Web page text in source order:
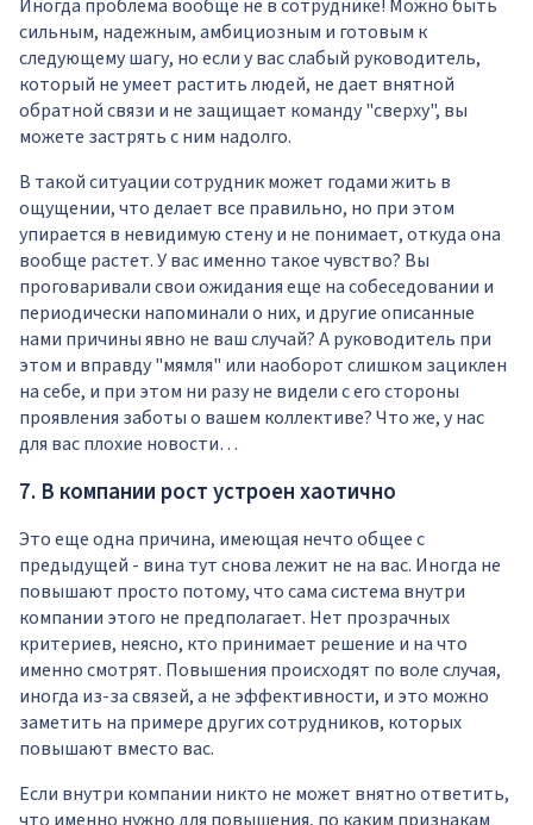
Иногда проблема вообще не в сотруднике! Можно быть
сильным, надежным, амбициозным и готовым к
следующему шагу, но если у вас слабый руководитель,
который не умеет растить людей, не дает внятной
обратной связи и не защищает команду "сверху", вы
можете застрять с ним надолго.
В такой ситуации сотрудник может годами жить в
ощущении, что делает все правильно, но при этом
упирается в невидимую стену и не понимает, откуда она
вообще растет. У вас именно такое чувство? Вы
проговаривали свои ожидания еще на собеседовании и
периодически напоминали о них, и другие описанные
нами причины явно не ваш случай? А руководитель при
этом и вправду "мямля" или наоборот слишком зациклен
на себе, и при этом ни разу не видели с его стороны
проявления заботы о вашем коллективе? Что же, у нас
для вас плохие новости…
7. В компании рост устроен хаотично
Это еще одна причина, имеющая нечто общее с
предыдущей - вина тут снова лежит не на вас. Иногда не
повышают просто потому, что сама система внутри
компании этого не предполагает. Нет прозрачных
критериев, неясно, кто принимает решение и на что
именно смотрят. Повышения происходят по воле случая,
иногда из-за связей, а не эффективности, и это можно
заметить на примере других сотрудников, которых
повышают вместо вас.
Если внутри компании никто не может внятно ответить,